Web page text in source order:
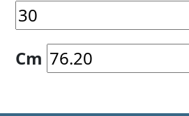
Cm